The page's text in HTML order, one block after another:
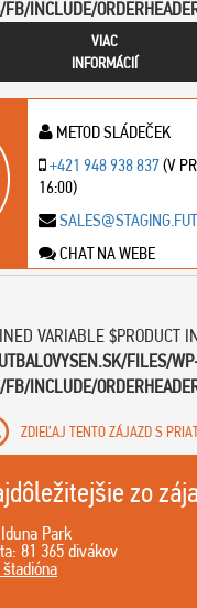
INCLUDE/
VIAC
INFORMÁCIÍ
METOD SLÁDEČEK
+421 948 938 837(V
16:00)
CHAT NA WEBE
VARIABLE $PRODUCT
FILES/
INCLUDE/
ZDIEĽAJ TENTO ZÁJAZD S
zo
Park
81 365 divákov